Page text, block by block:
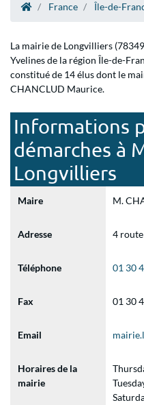
France Île-de-
La mairie de Longvilliers
Yvelines de la région Île-de-
constitué de 14 élus dont le
CHANCLUD Maurice.
Informations
démarches à
Longvilliers
Maire M.
Adresse 4
Téléphone 01 30
Fax 01 30
Email
Horaires de la
mairie